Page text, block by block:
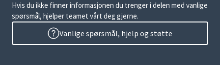
Hvis du ikke finner informasjonen du trenger i delen med vanlige
spørsmål, hjelper teamet vårt deg gjerne.
Vanlige spørsmål, hjelp og støtte